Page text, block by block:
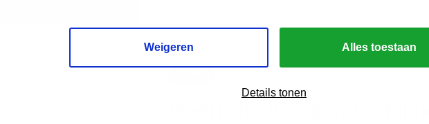
Weigeren Alles toestaan
Details tonen